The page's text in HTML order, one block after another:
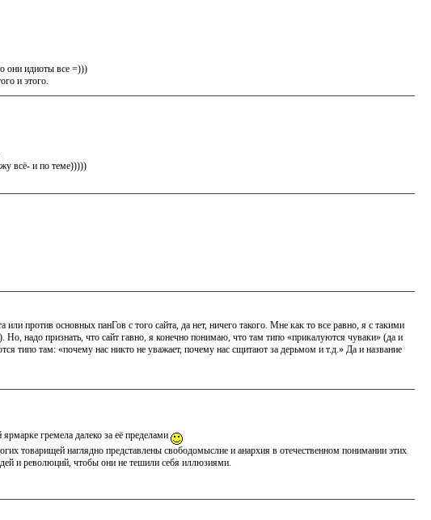
они идиоты все =)))
и этого.
всё- и по теме)))))
против основных панГов с того сайта, да нет, ничего такого. Мне как то все равно, я с такими
надо признать, что сайт гавно, я конечно понимаю, что там типо «прикалуются чуваки» (да и
типо там: «почему нас никто не уважает, почему нас сщитают за дерьмом и т.д.» Да и название
гремела далеко за её пределами
товарищей наглядно представлены свободомыслие и анархия в отечественном понимании этих
и революций, чтобы они не тешили себя иллюзиями.